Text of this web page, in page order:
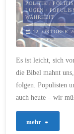
und
POLITIK/
LÜGEN /
WAHRHEIT
12. OKTOBER
Es ist leicht, sich
die Bibel mahnt
folgen. Populisten
auch heute – wir
mehr